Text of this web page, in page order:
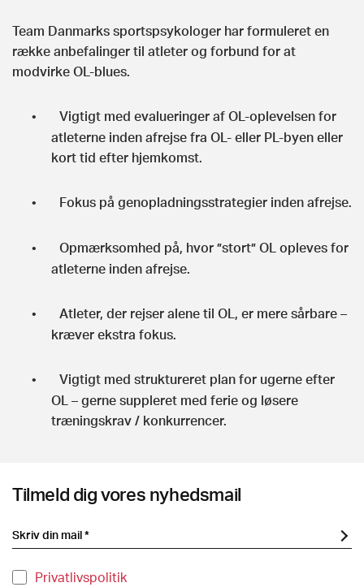
Team Danmarks sportspsykologer har formuleret en
række anbefalinger til atleter og forbund for at
modvirke OL-blues.
• Vigtigt med evalueringer af OL-oplevelsen for
atleterne inden afrejse fra OL- eller PL-byen eller
kort tid efter hjemkomst.
• Fokus på genopladningsstrategier inden afrejse.
• Opmærksomhed på, hvor ”stort” OL opleves for
atleterne inden afrejse.
• Atleter, der rejser alene til OL, er mere sårbare –
kræver ekstra fokus.
• Vigtigt med struktureret plan for ugerne efter
OL – gerne suppleret med ferie og løsere
træningskrav / konkurrencer.
Tilmeld dig vores nyhedsmail
Privatlivspolitik